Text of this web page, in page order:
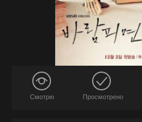
Смотрю Просмотрено